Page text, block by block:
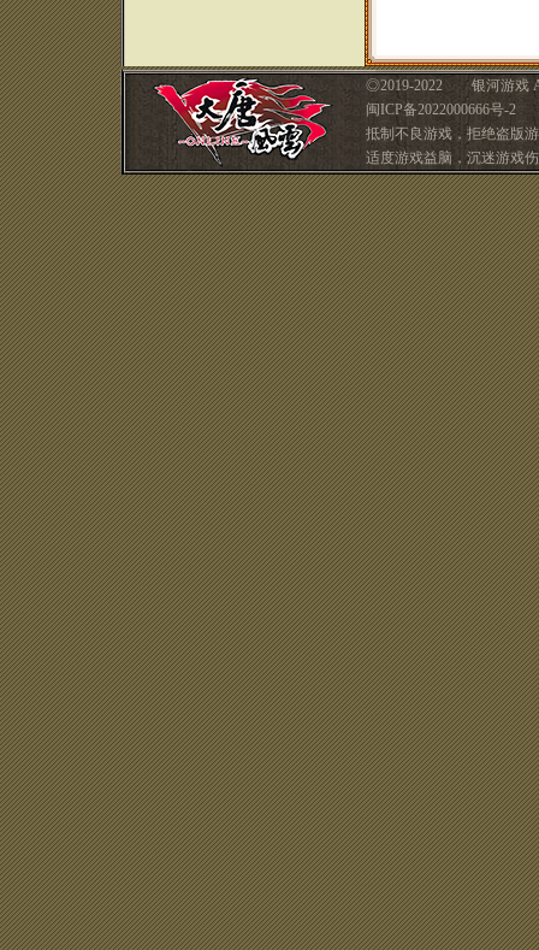
◎2019-2022 银河游戏
闽ICP备2022000666号
抵制不良游戏，拒绝盗版
适度游戏益脑，沉迷游戏